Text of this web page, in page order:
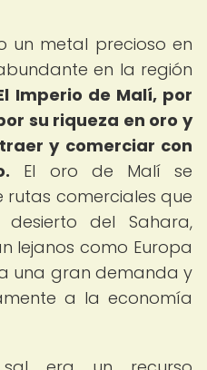
un metal precioso en
en la región
Imperio de Malí, por
su riqueza en oro y
y comerciar con
El oro de Malí se
comerciales que
del Sahara,
lejanos como Europa
una gran demanda y
a la economía